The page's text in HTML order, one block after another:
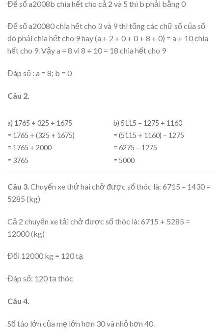
Để số a2008b chia hết cho cả 2 và 5 thì b phải bằng 0
Để số a20080 chia hết cho 3 và 9 thì tổng các chữ số của số
đó phải chia hết cho 9 hay (a + 2 + 0 + 0 + 8 + 0) = a + 10 chia
hết cho 9. Vậy a = 8 vì 8 + 10 = 18 chia hết cho 9
Đáp số : a = 8; b = 0
Câu 2.
a) 1765 + 325 + 1675
= 1765 + (325 + 1675)
= 1765 + 2000
= 3765
b) 5115 – 1275 + 1160
= (5115 + 1160) – 1275
= 6275 – 1275
= 5000
Câu 3. Chuyến xe thứ hai chở được số thóc là: 6715 – 1430 =
5285 (kg)
Cả 2 chuyến xe tải chở được số thóc là: 6715 + 5285 =
12000 (kg)
Đổi 12000 kg = 120 tạ
Đáp số: 120 tạ thóc
Câu 4.
Số táo lớn của mẹ lớn hơn 30 và nhỏ hơn 40.